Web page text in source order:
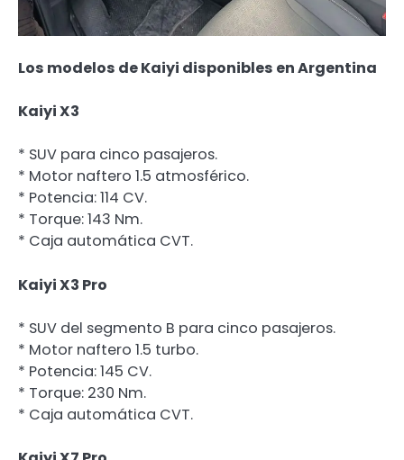
Los modelos de Kaiyi disponibles en Argentina
Kaiyi X3
* SUV para cinco pasajeros.
* Motor naftero 1.5 atmosférico.
* Potencia: 114 CV.
* Torque: 143 Nm.
* Caja automática CVT.
Kaiyi X3 Pro
* SUV del segmento B para cinco pasajeros.
* Motor naftero 1.5 turbo.
* Potencia: 145 CV.
* Torque: 230 Nm.
* Caja automática CVT.